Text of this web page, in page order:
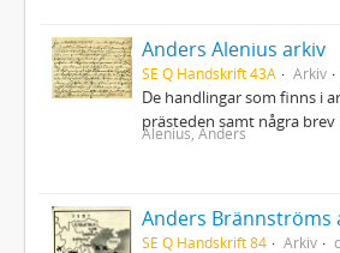
Anders Alenius arkiv
SE Q Handskrift 43A Arkiv
De handlingar som finns i
prästeden samt några brev
Alenius, Anders
Anders Brännströms
SE Q Handskrift 84 Arkiv